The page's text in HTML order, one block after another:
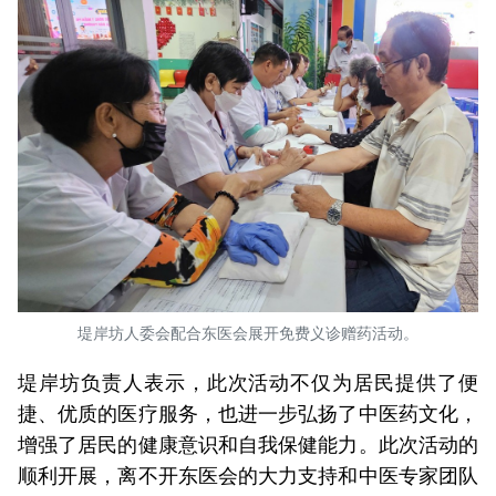
堤岸坊人委会配合东医会展开免费义诊赠药活动。
堤岸坊负责人表示，此次活动不仅为居民提供了便
捷、优质的医疗服务，也进一步弘扬了中医药文化，
增强了居民的健康意识和自我保健能力。此次活动的
顺利开展，离不开东医会的大力支持和中医专家团队